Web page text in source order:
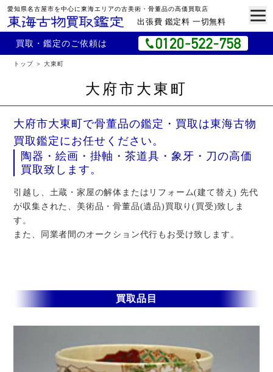
愛知県名古屋市を中心に東海エリアの古美術・骨董品の高価買取店
出張費 鑑定料 一切無料
買取・鑑定のご依頼は
トップ 大東町
大府市大東町
大府市大東町で骨董品の鑑定・買取は東海古物
買取鑑定にお任せください。
陶器・絵画・掛軸・茶道具・象牙・刀の高価
買取致します。
引越し、土蔵・家屋の解体またはリフォーム(建て替え) 先代
が収集された、美術品・骨董品(遺品)買取り(買受)致しま
す。
また、同業者間のオークション代行もお受け致します。
買取品目